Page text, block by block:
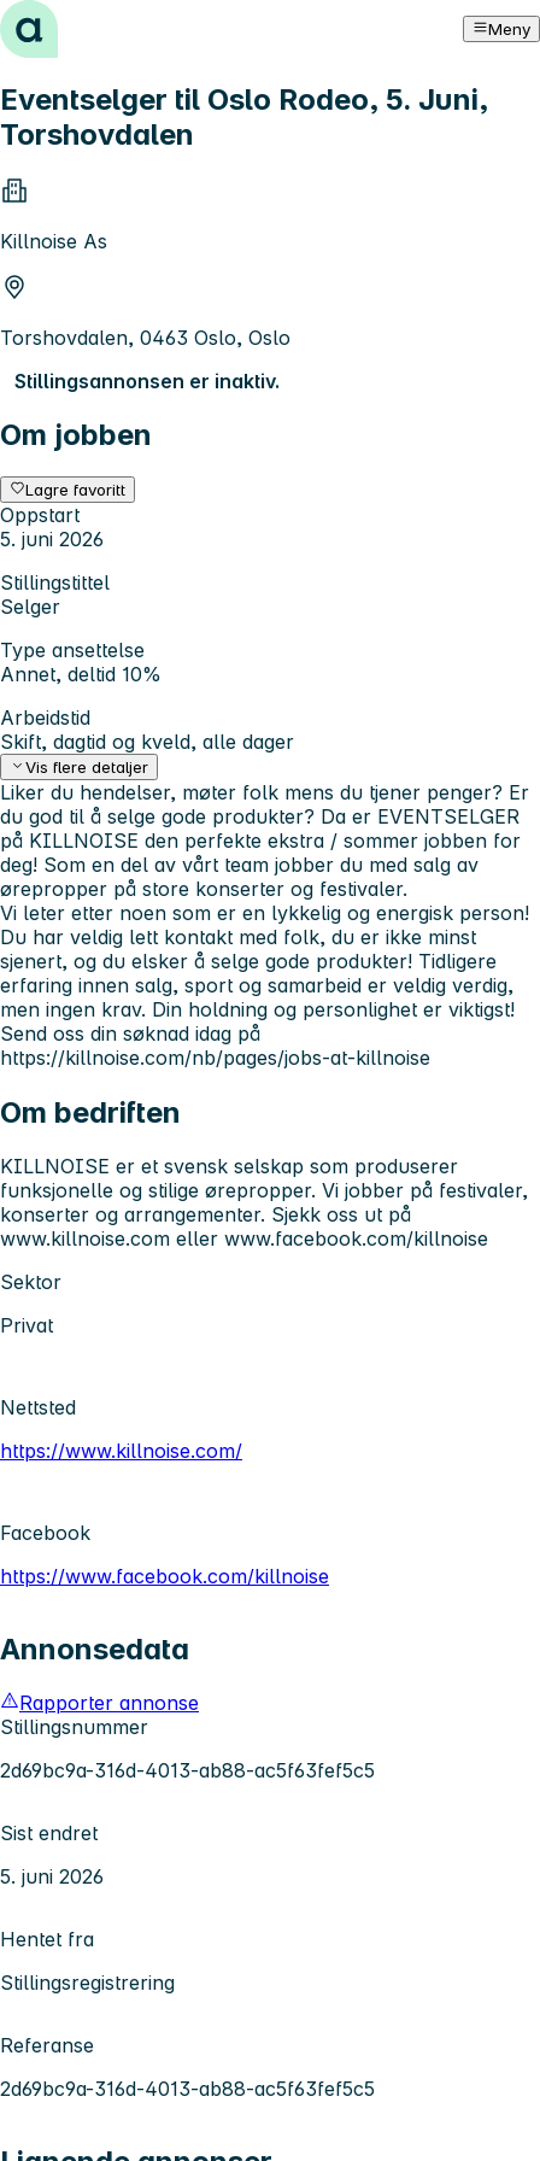
Hopp til innhold Meny
Eventselger til Oslo Rodeo, 5. Juni,
Torshovdalen
Killnoise As
Torshovdalen, 0463 Oslo, Oslo
Stillingsannonsen er inaktiv.
Om jobben
Lagre favoritt
Oppstart
5. juni 2026
Stillingstittel
Selger
Type ansettelse
Annet, deltid 10%
Arbeidstid
Skift, dagtid og kveld, alle dager
Vis flere detaljer
Liker du hendelser, møter folk mens du tjener penger? Er
du god til å selge gode produkter? Da er EVENTSELGER
på KILLNOISE den perfekte ekstra / sommer jobben for
deg! Som en del av vårt team jobber du med salg av
ørepropper på store konserter og festivaler.
Vi leter etter noen som er en lykkelig og energisk person!
Du har veldig lett kontakt med folk, du er ikke minst
sjenert, og du elsker å selge gode produkter! Tidligere
erfaring innen salg, sport og samarbeid er veldig verdig,
men ingen krav. Din holdning og personlighet er viktigst!
Send oss din søknad idag på
https://killnoise.com/nb/pages/jobs-at-killnoise
Om bedriften
KILLNOISE er et svensk selskap som produserer
funksjonelle og stilige ørepropper. Vi jobber på festivaler,
konserter og arrangementer. Sjekk oss ut på
www.killnoise.com eller www.facebook.com/killnoise
Sektor
Privat
Nettsted
https://www.killnoise.com/
Facebook
https://www.facebook.com/killnoise
Annonsedata
Rapporter annonse
Stillingsnummer
2d69bc9a-316d-4013-ab88-ac5f63fef5c5
Sist endret
5. juni 2026
Hentet fra
Stillingsregistrering
Referanse
2d69bc9a-316d-4013-ab88-ac5f63fef5c5